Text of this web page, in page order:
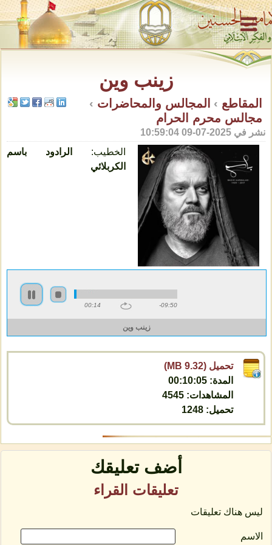
زينب وين
المقاطع › المجالس والمحاضرات ›
مجالس محرم الحرام
نشر في 2025-07-09 10:59:04
الخطيب:
الرادود باسم
الكربلائي
00:14 -09:50
زينب وين
تحميل (9.32 MB)
المدة: 00:10:05
المشاهدات: 4545
تحميل: 1248
أضف تعليقك
تعليقات القراء
ليس هناك تعليقات
الاسم